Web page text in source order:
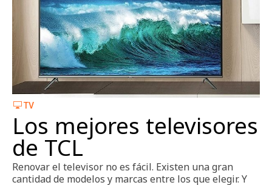
TV
Los mejores televisores
de TCL
Renovar el televisor no es fácil. Existen una gran
cantidad de modelos y marcas entre los que elegir. Y